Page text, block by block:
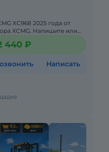
XC968 2025 годa от
или
440 ₽
Написать